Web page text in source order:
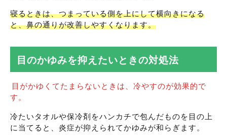
寝るときは、つまっている側を上にして横向きになる
と、鼻の通りが改善しやすくなります。
目のかゆみを抑えたいときの対処法
目がかゆくてたまらないときは、冷やすのが効果的で
す。
冷たいタオルや保冷剤をハンカチで包んだものを目の上
に当てると、炎症が抑えられてかゆみが和らぎます。